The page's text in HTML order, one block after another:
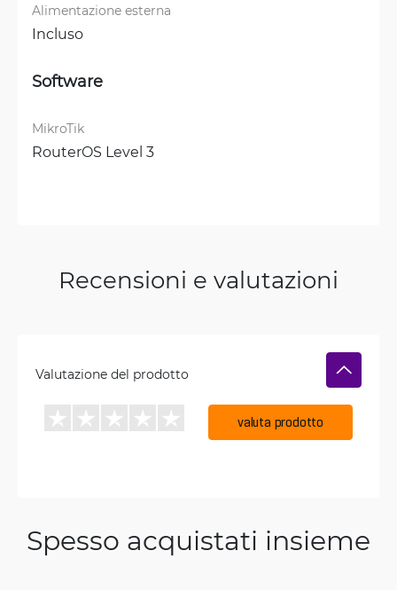
Alimentazione esterna
Incluso
Software
MikroTik
RouterOS Level 3
Recensioni e valutazioni
Valutazione del prodotto
valuta prodotto
Spesso acquistati insieme